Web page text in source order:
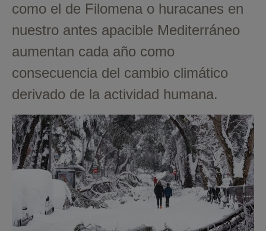
como el de Filomena o huracanes en
nuestro antes apacible Mediterráneo
aumentan cada año como
consecuencia del cambio climático
derivado de la actividad humana.